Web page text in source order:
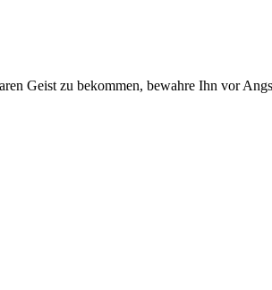
Geist zu bekommen, bewahre Ihn vor